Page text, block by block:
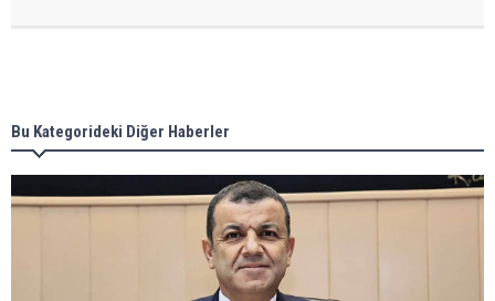
Bu Kategorideki Diğer Haberler